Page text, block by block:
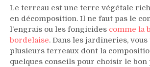
Le terreau est une terre végétale
en décomposition. Il ne faut pas le
l’engrais ou les fongicides comme la
bordelaise. Dans les jardineries,
plusieurs terreaux dont la
quelques conseils pour choisir le